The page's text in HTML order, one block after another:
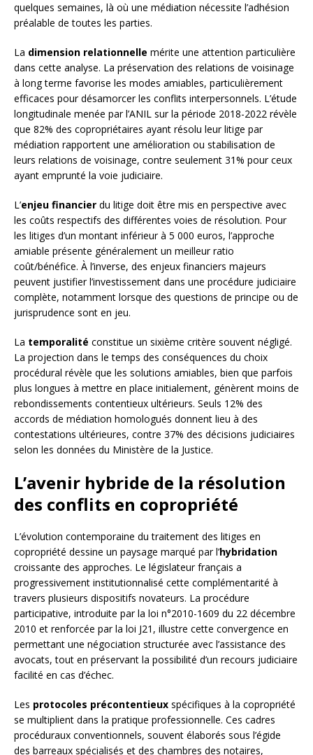
quelques semaines, là où une médiation nécessite l’adhésion
préalable de toutes les parties.
La dimension relationnelle mérite une attention particulière
dans cette analyse. La préservation des relations de voisinage
à long terme favorise les modes amiables, particulièrement
efficaces pour désamorcer les conflits interpersonnels. L’étude
longitudinale menée par l’ANIL sur la période 2018-2022 révèle
que 82% des copropriétaires ayant résolu leur litige par
médiation rapportent une amélioration ou stabilisation de
leurs relations de voisinage, contre seulement 31% pour ceux
ayant emprunté la voie judiciaire.
L’enjeu financier du litige doit être mis en perspective avec
les coûts respectifs des différentes voies de résolution. Pour
les litiges d’un montant inférieur à 5 000 euros, l’approche
amiable présente généralement un meilleur ratio
coût/bénéfice. À l’inverse, des enjeux financiers majeurs
peuvent justifier l’investissement dans une procédure judiciaire
complète, notamment lorsque des questions de principe ou de
jurisprudence sont en jeu.
La temporalité constitue un sixième critère souvent négligé.
La projection dans le temps des conséquences du choix
procédural révèle que les solutions amiables, bien que parfois
plus longues à mettre en place initialement, génèrent moins de
rebondissements contentieux ultérieurs. Seuls 12% des
accords de médiation homologués donnent lieu à des
contestations ultérieures, contre 37% des décisions judiciaires
selon les données du Ministère de la Justice.
L’avenir hybride de la résolution
des conflits en copropriété
L’évolution contemporaine du traitement des litiges en
copropriété dessine un paysage marqué par l’hybridation
croissante des approches. Le législateur français a
progressivement institutionnalisé cette complémentarité à
travers plusieurs dispositifs novateurs. La procédure
participative, introduite par la loi n°2010-1609 du 22 décembre
2010 et renforcée par la loi J21, illustre cette convergence en
permettant une négociation structurée avec l’assistance des
avocats, tout en préservant la possibilité d’un recours judiciaire
facilité en cas d’échec.
Les protocoles précontentieux spécifiques à la copropriété
se multiplient dans la pratique professionnelle. Ces cadres
procéduraux conventionnels, souvent élaborés sous l’égide
des barreaux spécialisés et des chambres des notaires,